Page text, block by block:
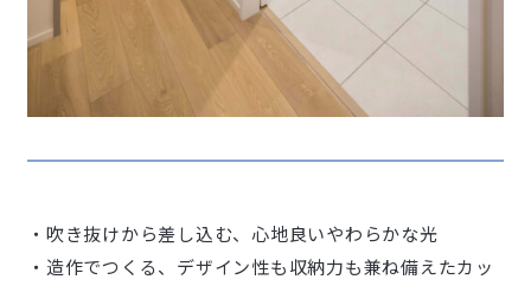
・吹き抜けから差し込む、心地良いやわらかな光
・造作でつくる、デザイン性も収納力も兼ね備えたカッ